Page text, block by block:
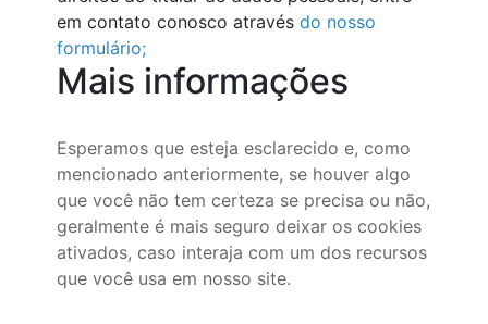
em contato conosco atravésdo nosso
formulário;
Mais informações
Esperamos que esteja esclarecido e, como
mencionado anteriormente, se houver algo
que você não tem certeza se precisa ou não,
geralmente é mais seguro deixar os cookies
ativados, caso interaja com um dos recursos
que você usa em nosso site.